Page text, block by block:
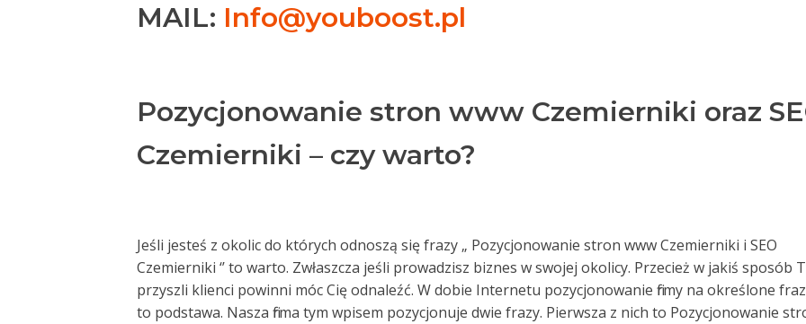
MAIL: Info@youboost.pl
Pozycjonowanie stron www Czemierniki oraz
Czemierniki – czy warto?
Jeśli jesteś z okolic do których odnoszą się frazy „ Pozycjonowanie stron www Czemierniki i SEO
Czemierniki ‘’ to warto. Zwłaszcza jeśli prowadzisz biznes w swojej okolicy. Przecież w jakiś sposób
przyszli klienci powinni móc Cię odnaleźć. W dobie Internetu pozycjonowanie firmy na określone
to podstawa. Nasza firma tym wpisem pozycjonuje dwie frazy. Pierwsza z nich to Pozycjonowanie